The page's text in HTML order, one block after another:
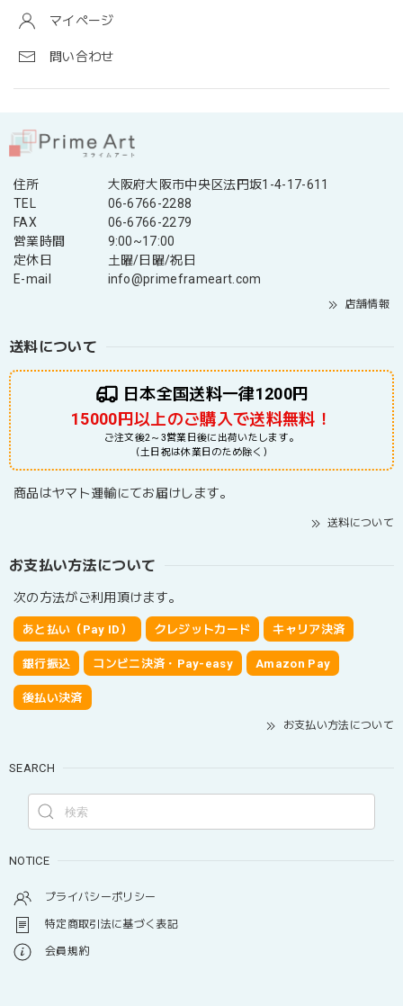
マイページ
問い合わせ
住所
大阪府大阪市中央区法円坂1-4-17-611
TEL
06-6766-2288
FAX
06-6766-2279
営業時間
9:00~17:00
定休日
土曜/日曜/祝日
E-mail
info@primeframeart.com
店舗情報
送料について
日本全国送料一律1200円
15000円以上のご購入で送料無料！
ご注文後2～3営業日後に出荷いたします。
（土日祝は休業日のため除く）
商品はヤマト運輸にてお届けします。
送料について
お支払い方法について
次の方法がご利用頂けます。
あと払い（Pay ID） クレジットカード キャリア決済
銀行振込 コンビニ決済・Pay-easy Amazon Pay
後払い決済
お支払い方法について
SEARCH
NOTICE
プライバシーポリシー
特定商取引法に基づく表記
会員規約